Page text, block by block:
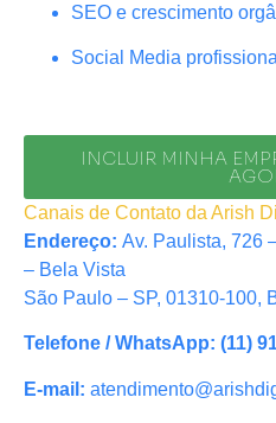
SEO e crescimento
Social Media
INCLUIR MINHA
Canais de Contato da Arish
Endereço: Av. Paulista, 726
– Bela Vista
São Paulo – SP, 01310-100,
Telefone / WhatsApp: (11)
E-mail: